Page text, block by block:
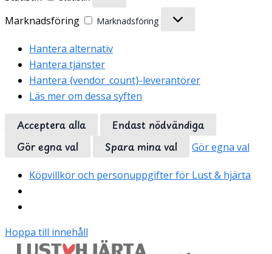
Marknadsföring Marknadsföring
Hantera alternativ
Hantera tjänster
Hantera {vendor_count}-leverantörer
Läs mer om dessa syften
Acceptera alla
Endast nödvändiga
Gör egna val
Spara mina val Gör egna val
Köpvillkor och personuppgifter för Lust & hjärta
Hoppa till innehåll